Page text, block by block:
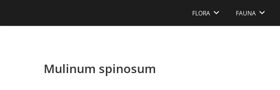
contenido
FLORA FAUNA
Mulinum spinosum